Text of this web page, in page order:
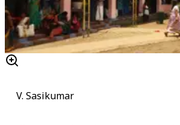
V. Sasikumar